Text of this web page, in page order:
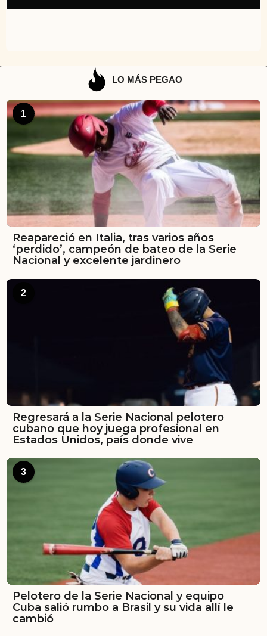
LO MÁS PEGAO
1
Reapareció en Italia, tras varios años
‘perdido’, campeón de bateo de la Serie
Nacional y excelente jardinero
2
Regresará a la Serie Nacional pelotero
cubano que hoy juega profesional en
Estados Unidos, país donde vive
3
Pelotero de la Serie Nacional y equipo
Cuba salió rumbo a Brasil y su vida allí le
cambió